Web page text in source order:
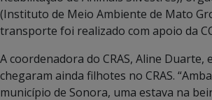
(Instituto de Meio Ambiente de Mato
transporte foi realizado com apoio da
A coordenadora do CRAS, Aline Duarte,
chegaram ainda filhotes no CRAS.
município de Sonora, uma estava na